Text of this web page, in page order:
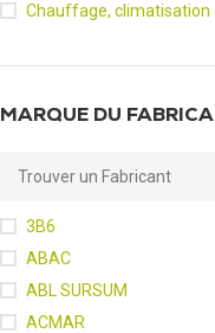
Chauffage, climatisation
MARQUE DU
3B6
ABAC
ABL SURSUM
ACMAR